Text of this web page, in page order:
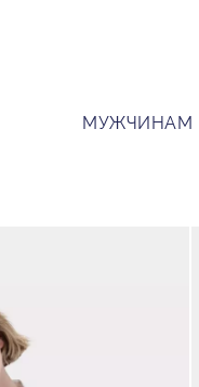
МУЖЧИНАМ